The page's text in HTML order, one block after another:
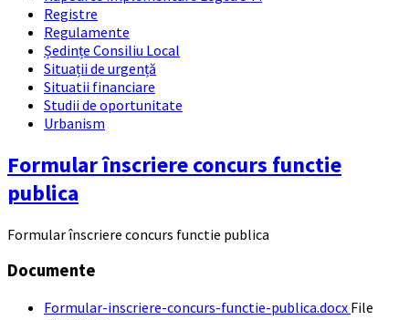
Registre
Regulamente
Ședințe Consiliu Local
Situații de urgență
Situatii financiare
Studii de oportunitate
Urbanism
Formular înscriere concurs functie
publica
Formular înscriere concurs functie publica
Documente
Formular-inscriere-concurs-functie-publica.docx File